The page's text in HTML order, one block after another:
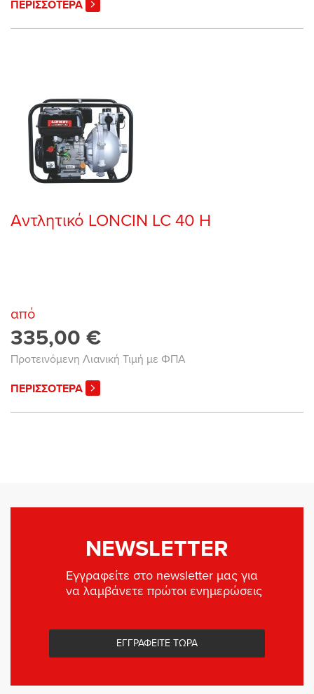
ΠΕΡΙΣΣΟΤΕΡΑ
Αντλητικό LONCIN LC 40 H
από
335,00 €
Προτεινόμενη Λιανική Τιμή με ΦΠΑ
ΠΕΡΙΣΣΟΤΕΡΑ
NEWSLETTER
Εγγραφείτε στο newsletter μας για
να λαμβάνετε πρώτοι ενημερώσεις
ΕΓΓΡΑΦΕΙΤΕ ΤΩΡΑ